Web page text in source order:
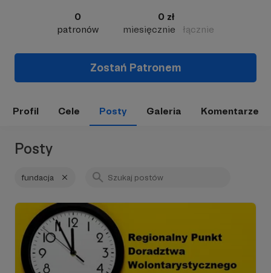
0
patronów
0 zł
miesięcznie
łącznie
Zostań Patronem
Profil Cele Posty Galeria Komentarze
Posty
fundacja